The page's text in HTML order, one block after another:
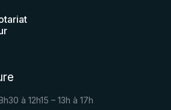
à 12h15 – 13h à 17h